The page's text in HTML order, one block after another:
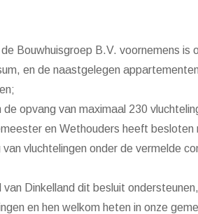
Bouwhuisgroep B.V. voornemens is
en de naastgelegen
de opvang van maximaal 230
en Wethouders heeft
vluchtelingen onder de vermelde
Dinkelland dit besluit
en hen welkom heten in onze